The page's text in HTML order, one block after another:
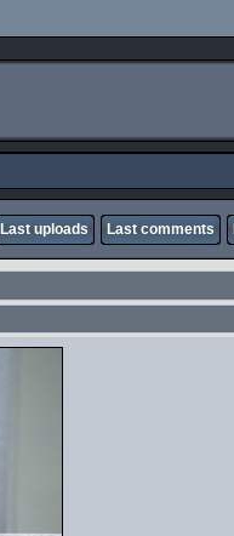
Last uploads Last comments